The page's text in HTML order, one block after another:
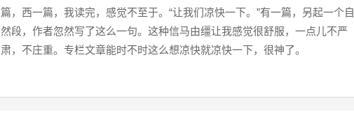
篇，西一篇，我读完，感觉不至于。“让我们凉快一下。”有一篇，另起一个自
然段，作者忽然写了这么一句。这种信马由缰让我感觉很舒服，一点儿不严
肃，不庄重。专栏文章能时不时这么想凉快就凉快一下，很神了。